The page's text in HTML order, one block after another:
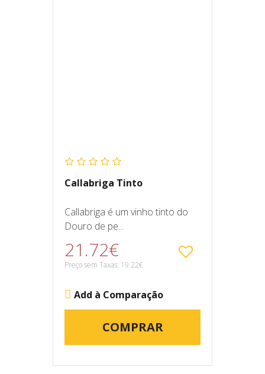
Callabriga Tinto
Callabriga é um vinho tinto do
Douro de pe...
21.72€
Preço sem Taxas: 19.22€
Add à Comparação
COMPRAR